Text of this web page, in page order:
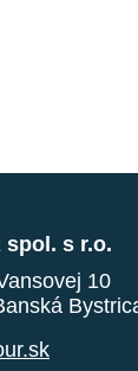
spol. s r.o.
10